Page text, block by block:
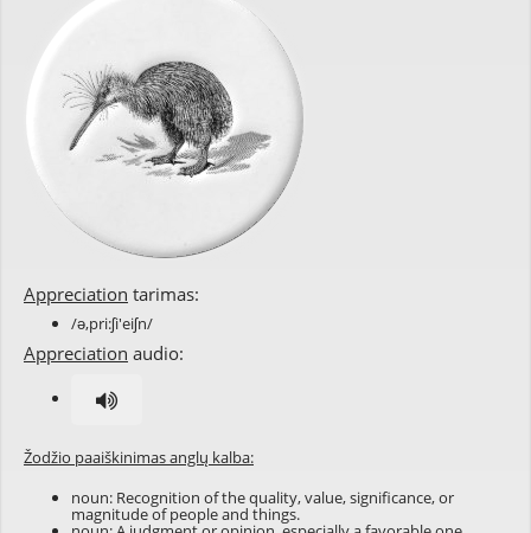
Appreciation tarimas:
/ə,pri:ʃi'eiʃn/
Appreciation audio:
Žodžio paaiškinimas anglų kalba:
noun: Recognition of the quality, value, significance, or
magnitude of people and things.